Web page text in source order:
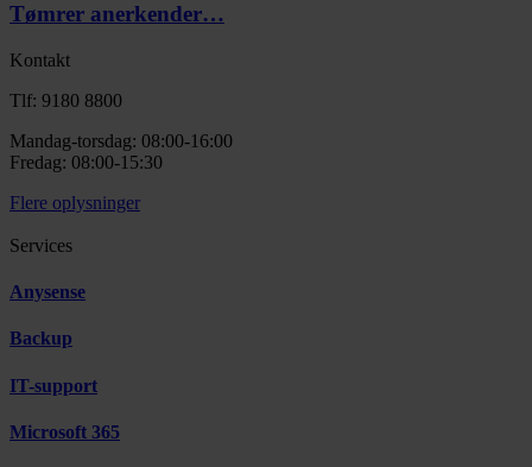
Tømrer anerkender…
Kontakt
Tlf: 9180 8800
Mandag-torsdag: 08:00-16:00
Fredag: 08:00-15:30
Flere oplysninger
Services
Anysense
Backup
IT-support
Microsoft 365